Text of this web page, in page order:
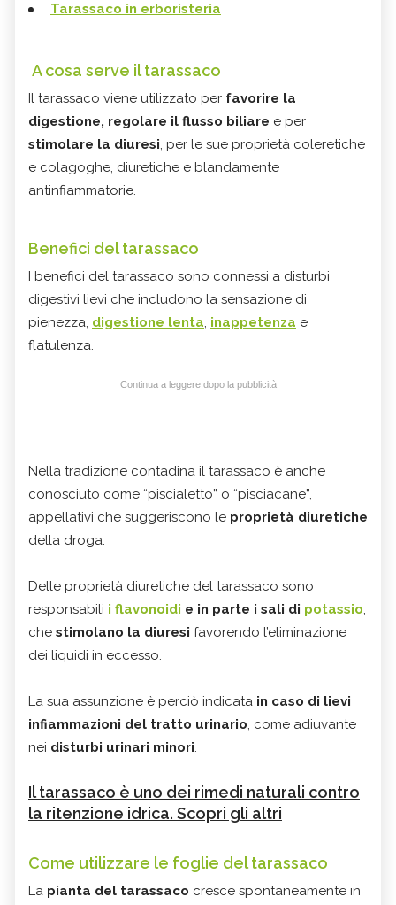
Tarassaco in erboristeria
A cosa serve il tarassaco
Il tarassaco viene utilizzato per favorire la
digestione, regolare il flusso biliare e per
stimolare la diuresi, per le sue proprietà coleretiche
e colagoghe, diuretiche e blandamente
antinfiammatorie.
Benefici del tarassaco
I benefici del tarassaco sono connessi a disturbi
digestivi lievi che includono la sensazione di
pienezza, digestione lenta, inappetenza e
flatulenza.
Continua a leggere dopo la pubblicità
Nella tradizione contadina il tarassaco è anche
conosciuto come “piscialetto” o “pisciacane”,
appellativi che suggeriscono le proprietà diuretiche
della droga.
Delle proprietà diuretiche del tarassaco sono
responsabili i flavonoidi e in parte i sali di potassio,
che stimolano la diuresi favorendo l’eliminazione
dei liquidi in eccesso.
La sua assunzione è perciò indicata in caso di lievi
infiammazioni del tratto urinario, come adiuvante
nei disturbi urinari minori.
Il tarassaco è uno dei rimedi naturali contro
la ritenzione idrica. Scopri gli altri
Come utilizzare le foglie del tarassaco
La pianta del tarassaco cresce spontaneamente in